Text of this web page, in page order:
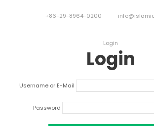
+86-29-8964-0200
Login
Login
Username or E-Mail
Password